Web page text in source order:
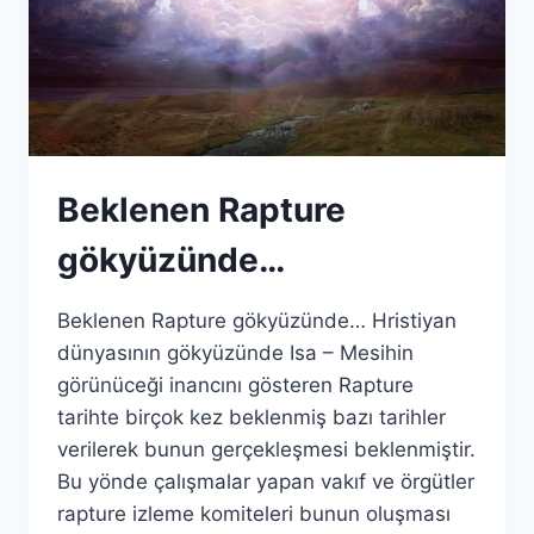
Beklenen Rapture
gökyüzünde…
Beklenen Rapture gökyüzünde… Hristiyan
dünyasının gökyüzünde Isa – Mesihin
görünüceği inancını gösteren Rapture
tarihte birçok kez beklenmiş bazı tarihler
verilerek bunun gerçekleşmesi beklenmiştir.
Bu yönde çalışmalar yapan vakıf ve örgütler
rapture izleme komiteleri bunun oluşması